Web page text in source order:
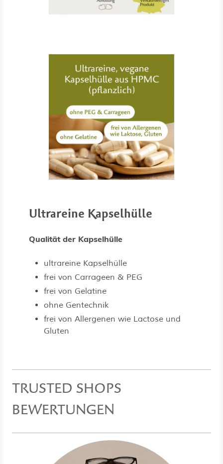
Ultrareine Kapselhülle
Qualität der Kapselhülle
ultrareine Kapselhülle
frei von Carrageen & PEG
frei von Gelatine
ohne Gentechnik
frei von Allergenen wie Lactose und
Gluten
TRUSTED SHOPS
BEWERTUNGEN